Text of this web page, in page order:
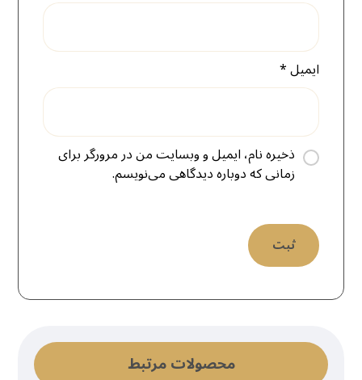
ایمیل*
ذخیره نام، ایمیل و وبسایت من در مرورگر برای
زمانی که دوباره دیدگاهی می‌نویسم.
محصولات مرتبط